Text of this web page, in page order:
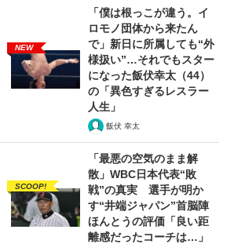
NEW
「僕は根っこが違う。イ
ロモノ団体から来たん
で」新日に所属しても“外
様扱い”…それでもスター
になった飯伏幸太（44）
の「異色すぎるレスラー
人生」
飯伏 幸太
SCOOP!
「最悪の空気のまま解
散」WBC日本代表“敗
戦”の真実 選手が明か
す“井端ジャパン”首脳陣
ほんとうの評価「良い距
離感だったコーチは…」